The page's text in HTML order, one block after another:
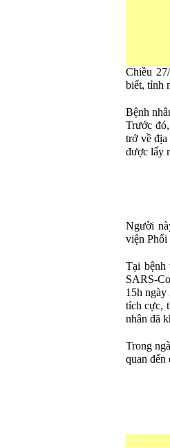
Chiều
biết, tỉnh
Bệnh
Trước
trở về
được lấy
Người
viện Phổi
Tại bệnh
SARS-
15h
tích cực,
nhân đã
Trong
quan